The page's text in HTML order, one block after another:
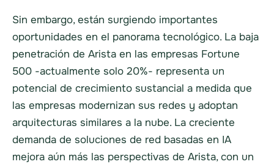
Sin embargo, están surgiendo importantes
oportunidades en el panorama tecnológico. La baja
penetración de Arista en las empresas Fortune
500 -actualmente solo 20%- representa un
potencial de crecimiento sustancial a medida que
las empresas modernizan sus redes y adoptan
arquitecturas similares a la nube. La creciente
demanda de soluciones de red basadas en IA
mejora aún más las perspectivas de Arista, con un